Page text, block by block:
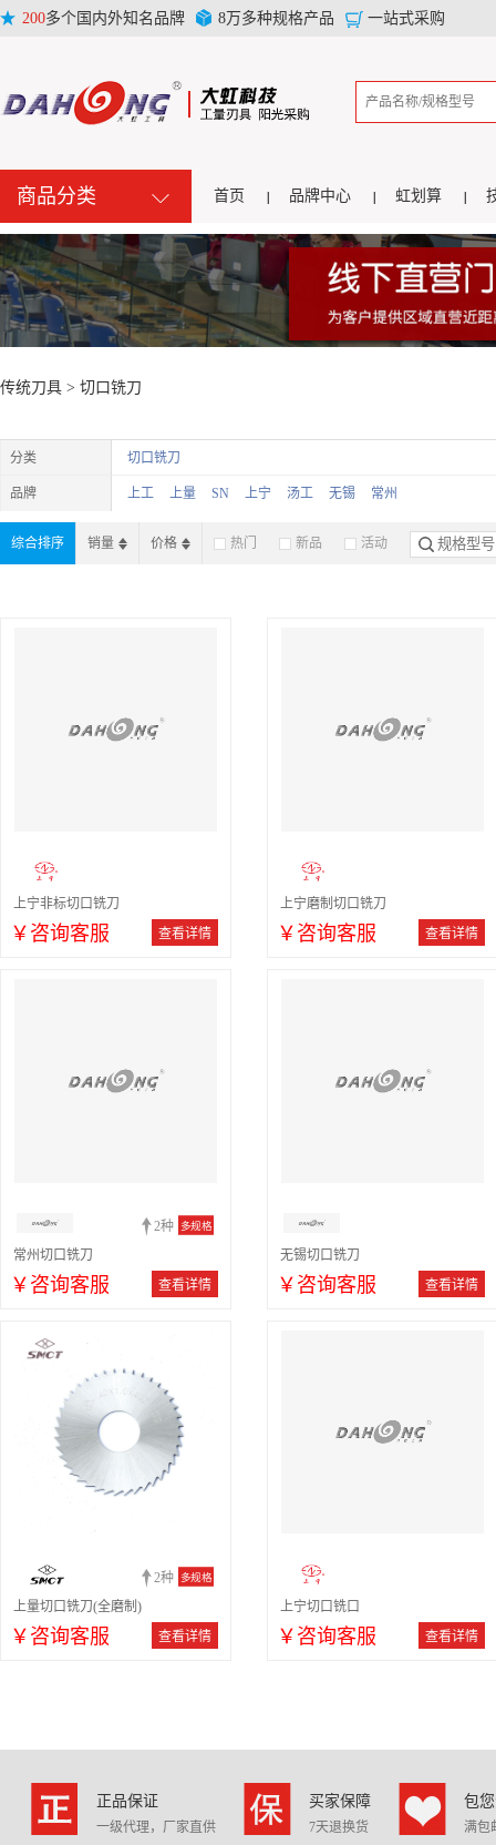
200多个国内外知名品牌 8万多种规格产品 一站式采购
商品分类 首页 品牌中心 虹划算
传统刀具 > 切口铣刀
分类 切口铣刀
品牌 上工 上量 SN 上宁 汤工 无锡 常州
综合排序 销量 价格 热门 新品 活动
上宁非标切口铣刀
￥咨询客服 查看详情
上宁磨制切口铣刀
￥咨询客服 查看详情
2种 多规格
常州切口铣刀
￥咨询客服 查看详情
无锡切口铣刀
￥咨询客服 查看详情
2种 多规格
上量切口铣刀(全磨制)
￥咨询客服 查看详情
上宁切口铣口
￥咨询客服 查看详情
正品保证
一级代理，厂家直供
买家保障
7天退换货
包
满包